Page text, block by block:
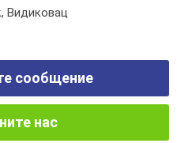
Видиковац
сообщение
нас